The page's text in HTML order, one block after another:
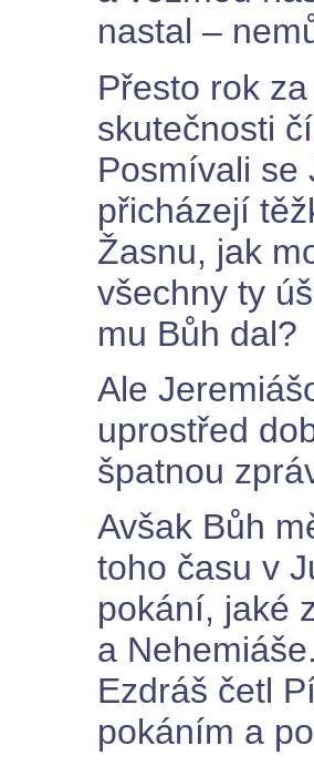
nastal –
Přesto rok
skutečnosti
Posmívali se
přicházejí
Žasnu, jak
všechny ty
mu Bůh dal?
Ale
uprostřed
špatnou
Avšak Bůh
toho času v
pokání, jaké
a
Ezdráš četl
pokáním a